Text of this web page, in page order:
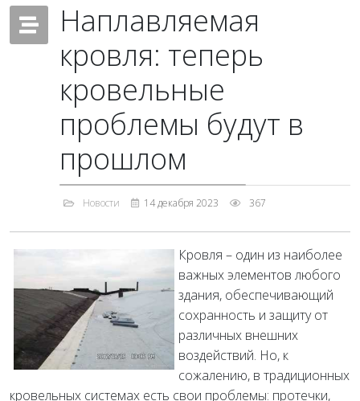
Наплавляемая
кровля: теперь
кровельные
проблемы будут в
прошлом
Новости 14 декабря 2023 367
Кровля – один из наиболее
важных элементов любого
здания, обеспечивающий
сохранность и защиту от
различных внешних
воздействий. Но, к
сожалению, в традиционных
кровельных системах есть свои проблемы: протечки,